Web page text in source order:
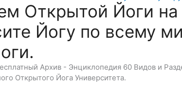
Открытой Йоги
Йогу по всему
Архив - Энциклопедия 60 Видов и
Открытого Йога Университета.